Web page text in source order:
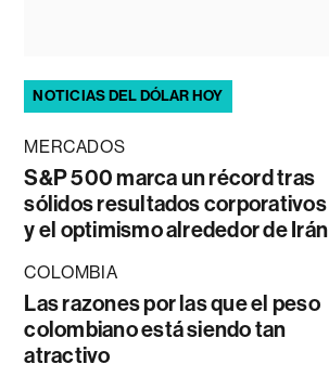
NOTICIAS DEL DÓLAR HOY
MERCADOS
S&P 500 marca un récord tras
sólidos resultados corporativos
y el optimismo alrededor de Irán
COLOMBIA
Las razones por las que el peso
colombiano está siendo tan
atractivo